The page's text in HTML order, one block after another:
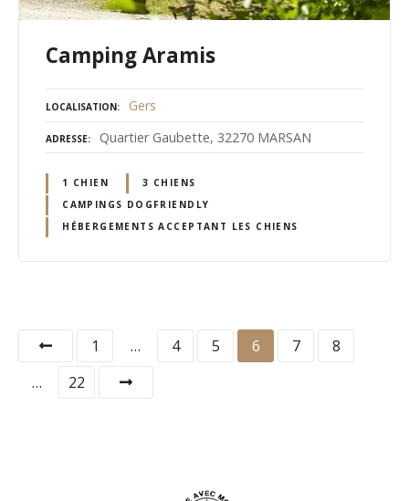
Camping Aramis
LOCALISATION Gers
ADRESSE Quartier Gaubette, 32270 MARSAN
1 CHIEN
3 CHIENS
CAMPINGS DOGFRIENDLY
HÉBERGEMENTS ACCEPTANT LES CHIENS
a
1 … 4 5 6 7
8
…
22